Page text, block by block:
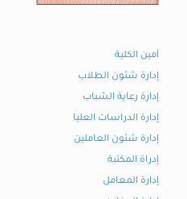
أمين الكلية
إدارة شئون الطلاب
إدارة رعاية الشباب
إدارة الدراسات العليا
إدارة شئون العاملين
إدراة المكتبة
إدارة المعامل